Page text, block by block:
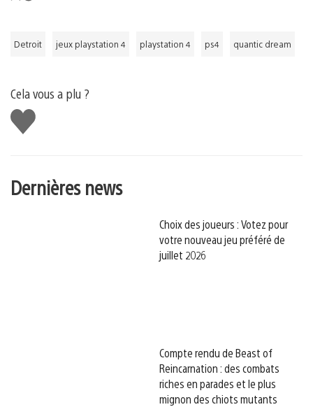
Detroit jeux playstation 4 playstation 4 ps4 quantic dream
Cela vous a plu ?
J'aime
Dernières news
Choix des joueurs : Votez pour
votre nouveau jeu préféré de
juillet 2026
Compte rendu de Beast of
Reincarnation : des combats
riches en parades et le plus
mignon des chiots mutants